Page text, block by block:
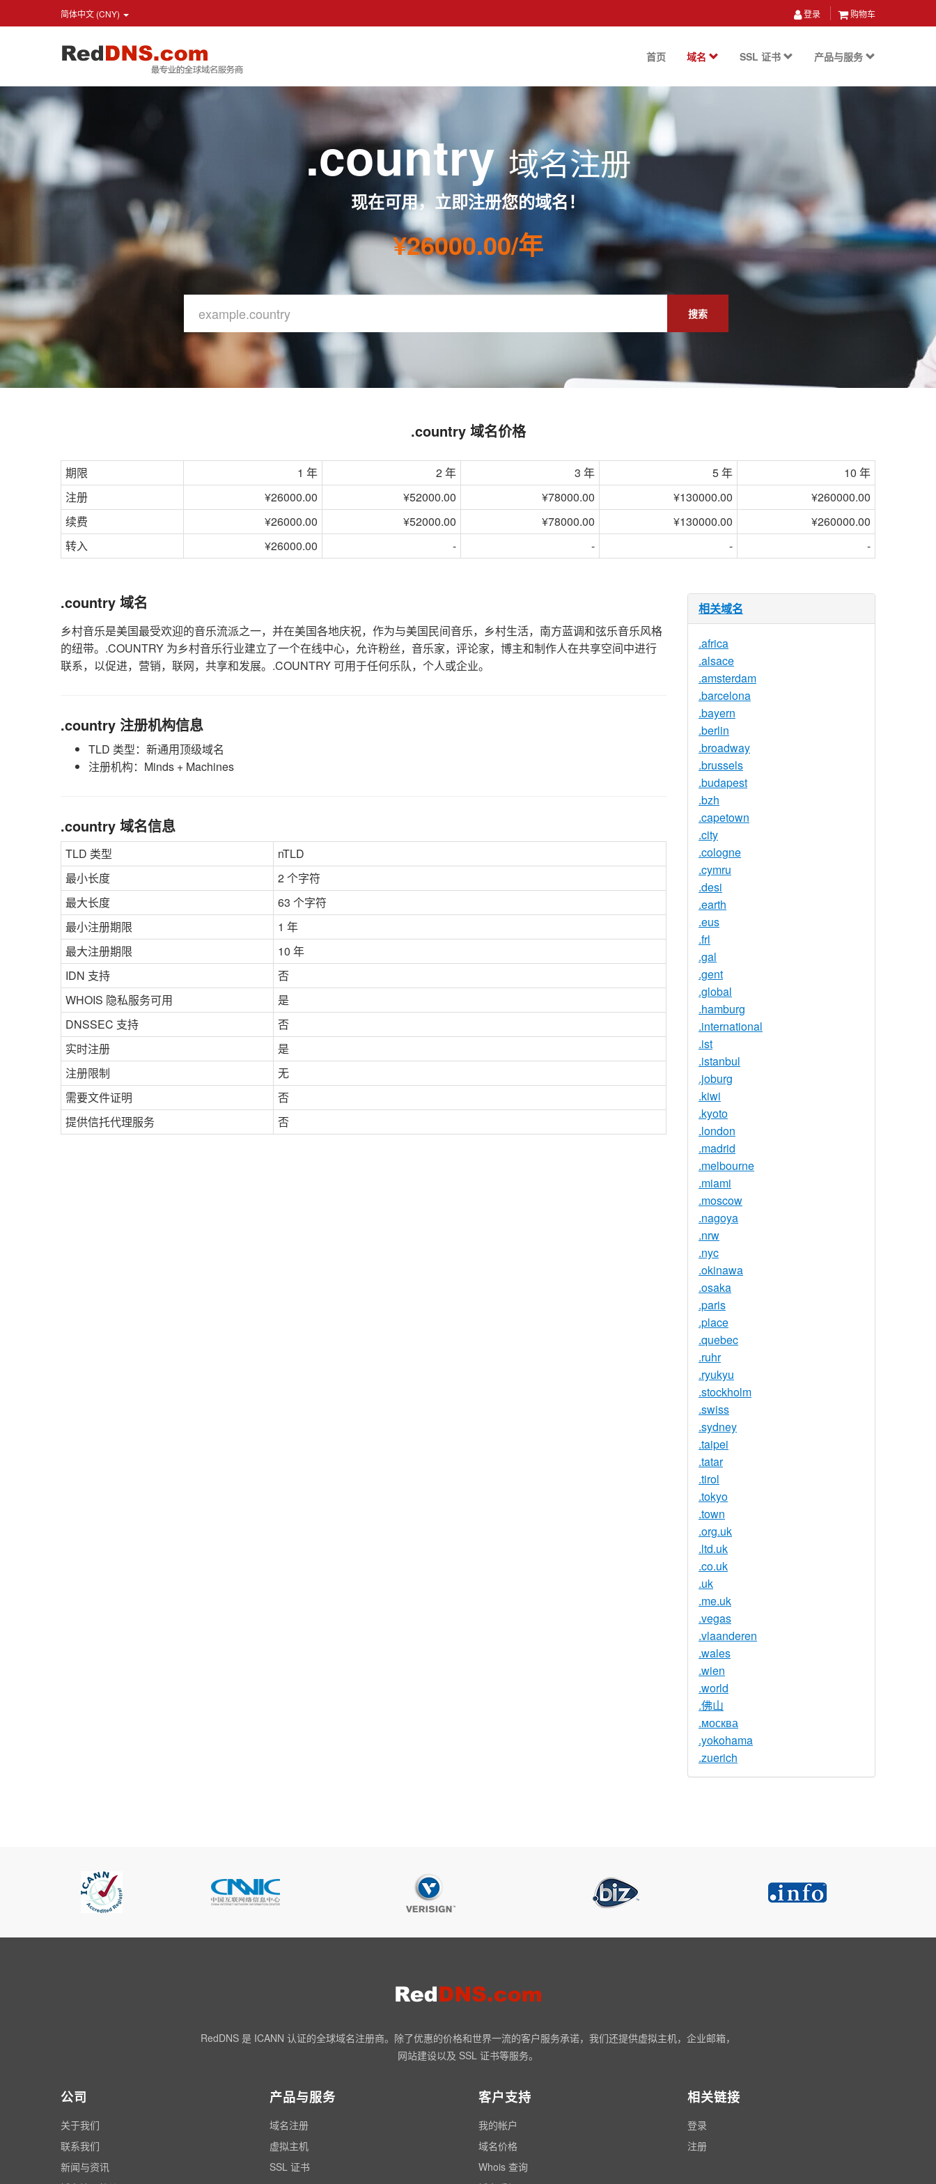
简体中文 (CNY) 登录 购物车
首页 域名 SSL 证书 产品与服务
.country域名注册
现在可用，立即注册您的域名！
¥26000.00/年
搜索
.country 域名价格
期限 1 年 2 年 3 年 5 年
10 年
注册
¥26000.00 ¥52000.00 ¥78000.00 ¥130000.00
¥260000.00
续费
¥26000.00 ¥52000.00 ¥78000.00 ¥130000.00
¥260000.00
转入
¥26000.00 - - - -
.country 域名
乡村音乐是美国最受欢迎的音乐流派之一，并在美国各地庆祝，作为与美国民间音乐，乡村生活，南方蓝调和弦乐音乐风格
的纽带。.COUNTRY 为乡村音乐行业建立了一个在线中心，允许粉丝，音乐家，评论家，博主和制作人在共享空间中进行
联系，以促进，营销，联网，共享和发展。.COUNTRY 可用于任何乐队，个人或企业。
.country 注册机构信息
TLD 类型：新通用顶级域名
注册机构：Minds + Machines
.country 域名信息
TLD 类型
nTLD
最小长度
2 个字符
最大长度
63 个字符
最小注册期限
1 年
最大注册期限
10 年
IDN 支持
否
WHOIS 隐私服务可用
是
DNSSEC 支持
否
实时注册
是
注册限制
无
需要文件证明
否
提供信托代理服务
否
相关域名
.africa
.alsace
.amsterdam
.barcelona
.bayern
.berlin
.broadway
.brussels
.budapest
.bzh
.capetown
.city
.cologne
.cymru
.desi
.earth
.eus
.frl
.gal
.gent
.global
.hamburg
.international
.ist
.istanbul
.joburg
.kiwi
.kyoto
.london
.madrid
.melbourne
.miami
.moscow
.nagoya
.nrw
.nyc
.okinawa
.osaka
.paris
.place
.quebec
.ruhr
.ryukyu
.stockholm
.swiss
.sydney
.taipei
.tatar
.tirol
.tokyo
.town
.org.uk
.ltd.uk
.co.uk
.uk
.me.uk
.vegas
.vlaanderen
.wales
.wien
.world
.佛山
.москва
.yokohama
.zuerich
RedDNS 是 ICANN 认证的全球域名注册商。除了优惠的价格和世界一流的客户服务承诺，我们还提供虚拟主机，企业邮箱，
网站建设以及 SSL 证书等服务。
公司
关于我们
联系我们
新闻与资讯
产品与服务
域名注册
虚拟主机
SSL 证书
客户支持
我的帐户
域名价格
Whois 查询
相关链接
登录
注册